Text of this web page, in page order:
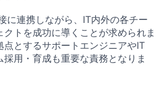
に連携しながら、IT内外の各チー
クトを成功に導くことが求められま
とするサポートエンジニアやIT
用・育成も重要な責務となりま